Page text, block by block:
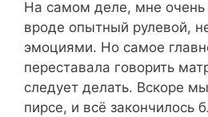
На самом деле, мне
вроде опытный рулевой,
эмоциями. Но самое
переставала говорить
следует делать. Вскоре
пирсе, и всё закончилось